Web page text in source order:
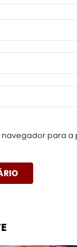
para a